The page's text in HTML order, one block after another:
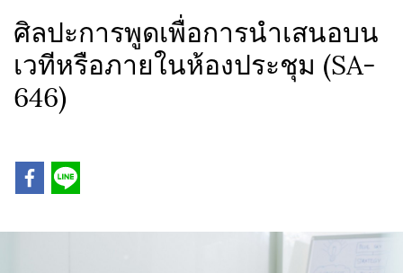
ศิลปะการพูดเพื่อการนำเสนอบน
เวทีหรือภายในห้องประชุม (SA-
646)